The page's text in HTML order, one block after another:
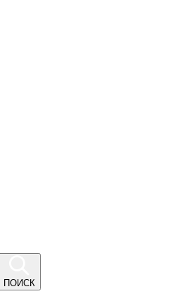
ПОИСК